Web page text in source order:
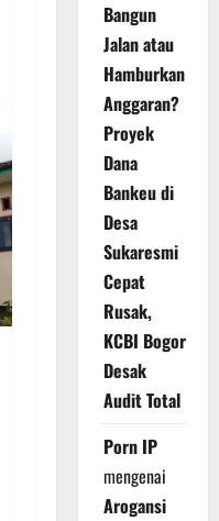
Bangun
Jalan atau
Hamburkan
Anggaran?
Proyek
Dana
Bankeu di
Desa
Sukaresmi
Cepat
Rusak,
KCBI Bogor
Desak
Audit Total
Porn IP
mengenai
Arogansi